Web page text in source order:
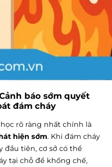
báo sớm quyết
đám cháy
rõ ràng nhất chính là
hiện sớm. Khi đám cháy
đầu tiên, cơ sở có thể
tại chỗ để khống chế,